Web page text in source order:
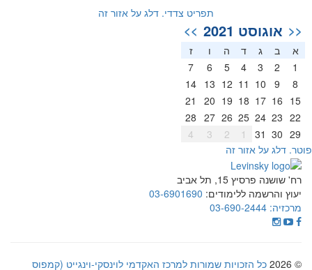
תפריט צדדי. דלג על אזור זה
<< אוגוסט 2021 >>
א ב ג ד ה
ז
2
3
4
5
6
7
8
9
10
11
12
13
14
15
16
17
18
19
20
21
22
23
24
25
26
27
28
29
30
31
2
3
4
דלג על אזור זה
רח' שושנה פרסיץ 15, תל אביב
יעוץ והרשמה ללימודים: 03-6901690
מרכזיה: 03-690-2444
© 2026 כל הזכויות שמורות למרכז האקדמי לוינסקי-וינגייט (קמפוס